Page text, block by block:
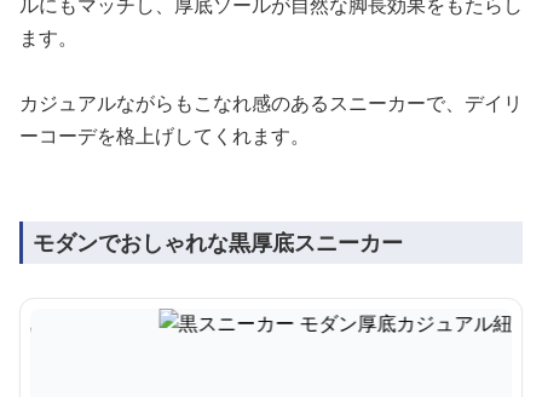
ます。
カジュアルながらもこなれ感のあるスニーカーで、デイリ
ーコーデを格上げしてくれます。
モダンでおしゃれな黒厚底スニーカー